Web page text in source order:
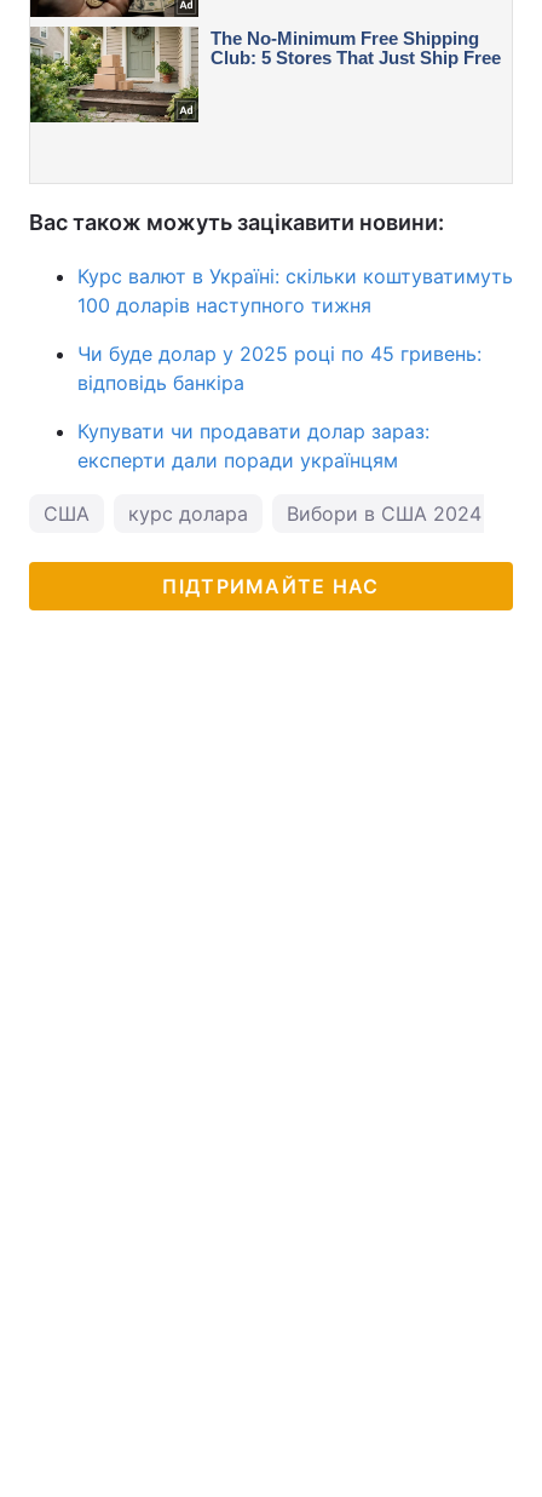
Вас також можуть зацікавити новини:
Курс валют в Україні: скільки коштуватимуть
100 доларів наступного тижня
Чи буде долар у 2025 році по 45 гривень:
відповідь банкіра
Купувати чи продавати долар зараз:
експерти дали поради українцям
США курс долара Вибори в США 2024
ПІДТРИМАЙТЕ НАС